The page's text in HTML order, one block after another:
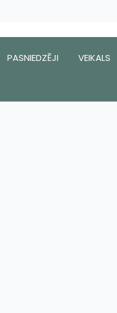
PASNIEDZĒJI
VEIKALS